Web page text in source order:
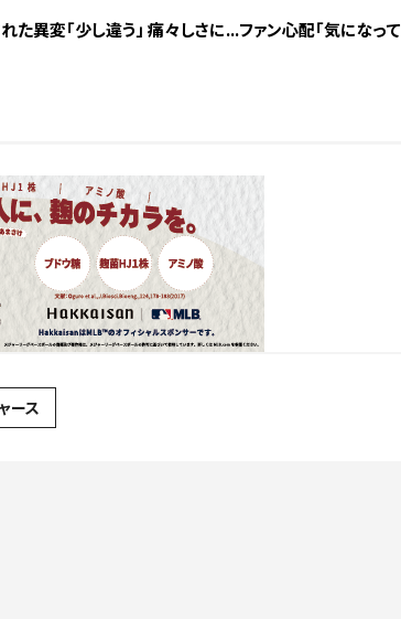
異変「少し違う」 痛々しさに...ファン心配「気になって
ース